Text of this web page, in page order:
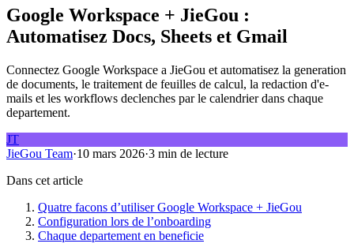
Google Workspace + JieGou :
Automatisez Docs, Sheets et Gmail
Connectez Google Workspace a JieGou et automatisez la generation
de documents, le traitement de feuilles de calcul, la redaction d'e-
mails et les workflows declenches par le calendrier dans chaque
departement.
JT
JieGou Team·10 mars 2026·3 min de lecture
Dans cet article
Quatre facons d’utiliser Google Workspace + JieGou
Configuration lors de l’onboarding
Chaque departement en beneficie